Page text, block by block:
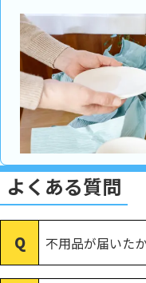
よくある質問
不用品が届いた